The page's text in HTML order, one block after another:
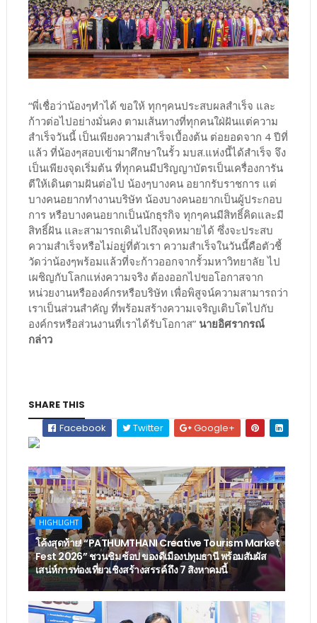
“พี่เชื่อว่าน้องๆทำได้ ขอให้ ทุกๆคนประสบผลสำเร็จ และ
ก้าวต่อไปอย่างมั่นคง ตามเส้นทางที่ทุกคนใฝ่ฝันแต่ความ
สำเร็จวันนี้ เป็นเพียงความสำเร็จเบื้องต้น ต่อยอดจาก 4 ปีที่
แล้ว ที่น้องๆสอบเข้ามาศึกษาในรั้ว มบส.แห่งนี้ได้สำเร็จ จึง
เป็นเพียงจุดเริ่มต้น ที่ทุกคนมีปริญญาบัตรเป็นเครื่องการัน
ตีให้เดินตามฝันต่อไป น้องๆบางคน อยากรับราชการ แต่
บางคนอยากทำงานบริษัท น้องบางคนอยากเป็นผู้ประกอบ
การ หรือบางคนอยากเป็นนักธุรกิจ ทุกๆคนมีสิทธิ์คิดและมี
สิทธิ์ฝัน และสามารถเดินไปถึงจุดหมายได้ ซึ่งจะประสบ
ความสำเร็จหรือไม่อยู่ที่ตัวเรา ความสำเร็จในวันนี้คือตัวชี้
วัดว่าน้องๆพร้อมแล้วที่จะก้าวออกจากรั้วมหาวิทยาลัย ไป
เผชิญกับโลกแห่งความจริง ต้องออกไปขอโอกาสจาก
หน่วยงานหรือองค์กรหรือบริษัท เพื่อพิสูจน์ความสามารถว่า
เราเป็นส่วนสำคัญ ที่พร้อมสร้างความเจริญเติบโตไปกับ
องค์กรหรือส่วนงานที่เราได้รับโอกาส” นายอิศรากรณ์
กล่าว
SHARE THIS
Facebook
Twitter Google+
HIGHLIGHT
โค้งสุดท้าย! “PATHUMTHANI Creative Tourism Market
Fest 2026” ชวนชิม ช้อป ของดีเมืองปทุมธานี พร้อมสัมผัส
เสน่ห์การท่องเที่ยวเชิงสร้างสรรค์ ถึง 7 สิงหาคมนี้